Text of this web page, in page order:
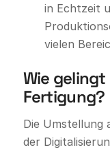
in Echtzeit
vielen
Wie
Fertigung?
Die Umstellung
der